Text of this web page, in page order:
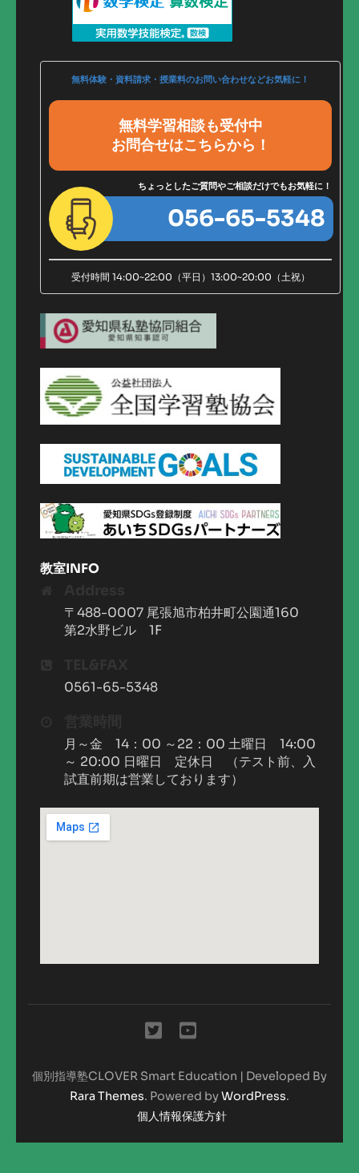
無料体験・資料請求・授業料のお問い合わせなどお気軽に！
無料学習相談も受付中
お問合せはこちらから！
ちょっとしたご質問やご相談だけでもお気軽に！
056-65-5348
受付時間 14:00~22:00（平日）13:00~20:00（土祝）
教室INFO
〒488-0007 尾張旭市柏井町公園通160
第2水野ビル 1F
0561-65-5348
月～金 14：00 ～22：00 土曜日 14:00
～ 20:00 日曜日 定休日 （テスト前、入
試直前期は営業しております）
個別指導塾CLOVER Smart Education | Developed By
Rara Themes. Powered byWordPress.
個人情報保護方針